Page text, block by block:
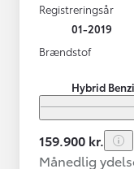
Registreringsår
01-2019
Brændstof
Hybrid
159.900 kr.
Månedlig